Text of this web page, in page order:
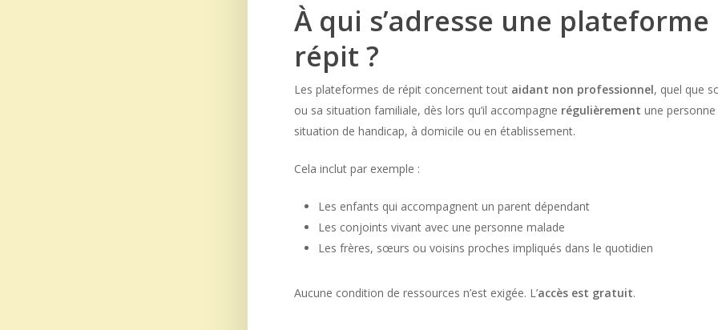
À qui s’adresse une plateforme
répit ?
Les plateformes de répit concernent tout aidant non professionnel, quel que
ou sa situation familiale, dès lors qu’il accompagne régulièrement une
situation de handicap, à domicile ou en établissement.
Cela inclut par exemple :
Les enfants qui accompagnent un parent dépendant
Les conjoints vivant avec une personne malade
Les frères, sœurs ou voisins proches impliqués dans le quotidien
Aucune condition de ressources n’est exigée. L’accès est gratuit.